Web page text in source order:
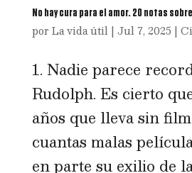
No hay cura para el amor. 20 notas
por La vida útil| Jul 7, 2025 |
1. Nadie parece
Rudolph. Es cierto
años que lleva sin
cuantas malas
en parte su exilio de